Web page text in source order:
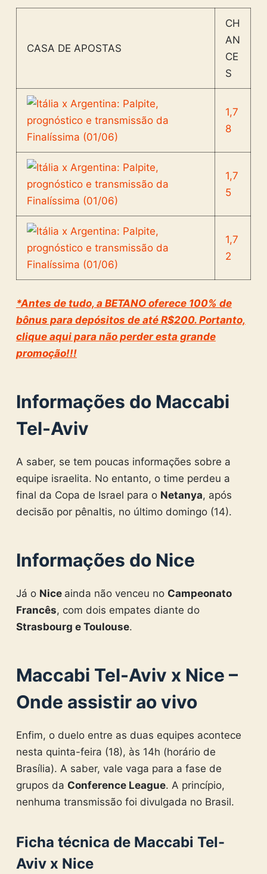
CASA DE APOSTAS
CH
AN
CE
S
1,7
8
1,7
5
1,7
2
*Antes de tudo, a BETANO oferece 100% de
bônus para depósitos de até R$200. Portanto,
clique aqui para não perder esta grande
promoção!!!
Informações do Maccabi
Tel-Aviv
A saber, se tem poucas informações sobre a
equipe israelita. No entanto, o time perdeu a
final da Copa de Israel para o Netanya, após
decisão por pênaltis, no último domingo (14).
Informações do Nice
Já o Nice ainda não venceu no Campeonato
Francês, com dois empates diante do
Strasbourg e Toulouse.
Maccabi Tel-Aviv x Nice –
Onde assistir ao vivo
Enfim, o duelo entre as duas equipes acontece
nesta quinta-feira (18), às 14h (horário de
Brasília). A saber, vale vaga para a fase de
grupos da Conference League. A princípio,
nenhuma transmissão foi divulgada no Brasil.
Ficha técnica de Maccabi Tel-
Aviv x Nice